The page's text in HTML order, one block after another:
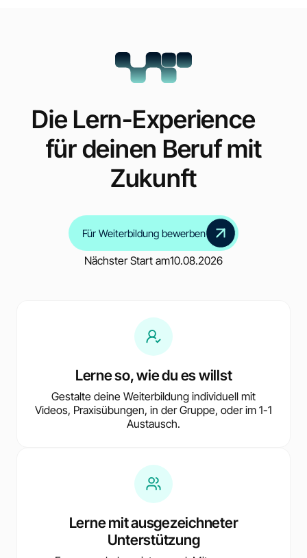
Die Lern-Experience
für deinen Beruf mit
Zukunft
Für Weiterbildung bewerben
Nächster Start am10.08.2026
Lerne so, wie du es willst
Gestalte deine Weiterbildung individuell mit
Videos, Praxisübungen, in der Gruppe, oder im 1-1
Austausch.
Lerne mit ausgezeichneter
Unterstützung